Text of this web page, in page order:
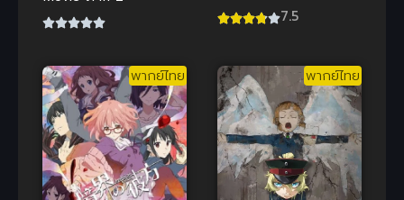
Hero
ฮีโร่ อคาเด
เมีย: วิจิลันเต
7.5
พากย์ไทย พากย์ไทย